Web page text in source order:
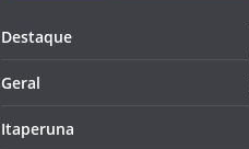
Destaque
Geral
Itaperuna